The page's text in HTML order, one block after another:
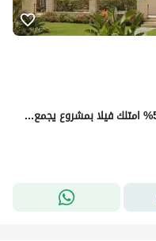
بالتقسيط المريح علي 12 سنة او بخصم 50% امتلك فيلا بمشروع يجمع بين التجمع الخامس و المستقبل سيتي بجانب بريفادو مدينتي ودقايق من هايد بارك